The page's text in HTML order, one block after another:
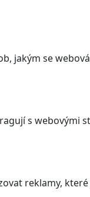
jakým se
s webovými
reklamy,